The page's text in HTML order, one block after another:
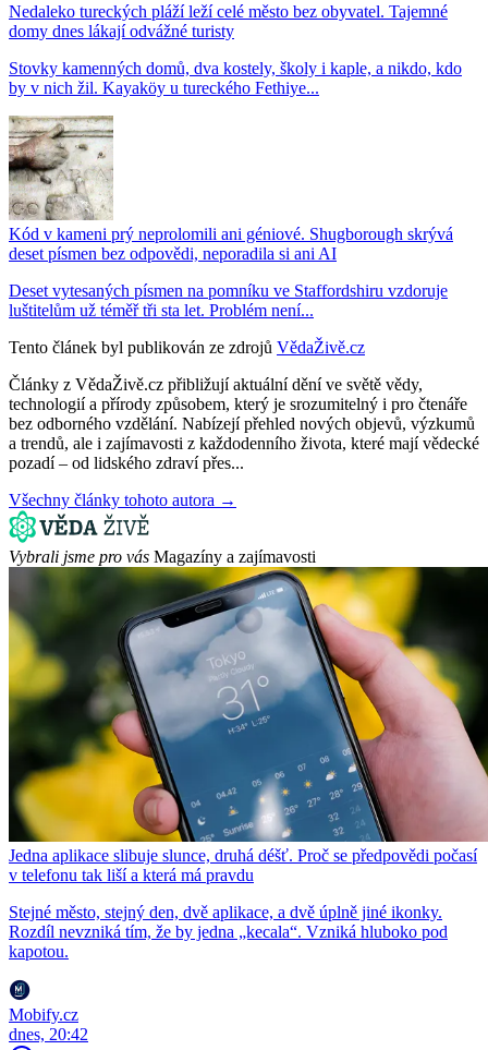
Nedaleko tureckých pláží leží celé město bez obyvatel. Tajemné
domy dnes lákají odvážné turisty
Stovky kamenných domů, dva kostely, školy i kaple, a nikdo, kdo
by v nich žil. Kayaköy u tureckého Fethiye...
Kód v kameni prý neprolomili ani géniové. Shugborough skrývá
deset písmen bez odpovědi, neporadila si ani AI
Deset vytesaných písmen na pomníku ve Staffordshiru vzdoruje
luštitelům už téměř tři sta let. Problém není...
Tento článek byl publikován ze zdrojů VědaŽivě.cz
Články z VědaŽivě.cz přibližují aktuální dění ve světě vědy,
technologií a přírody způsobem, který je srozumitelný i pro čtenáře
bez odborného vzdělání. Nabízejí přehled nových objevů, výzkumů
a trendů, ale i zajímavosti z každodenního života, které mají vědecké
pozadí – od lidského zdraví přes...
Všechny články tohoto autora →
Vybrali jsme pro vás Magazíny a zajímavosti
Jedna aplikace slibuje slunce, druhá déšť. Proč se předpovědi počasí
v telefonu tak liší a která má pravdu
Stejné město, stejný den, dvě aplikace, a dvě úplně jiné ikonky.
Rozdíl nevzniká tím, že by jedna „kecala“. Vzniká hluboko pod
kapotou.
Mobify.cz
dnes, 20:42